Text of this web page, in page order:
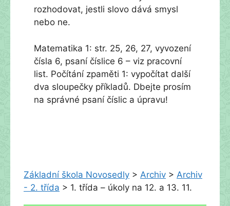
rozhodovat, jestli slovo dává smysl
nebo ne.
Matematika 1: str. 25, 26, 27, vyvození
čísla 6, psaní číslice 6 – viz pracovní
list. Počítání zpaměti 1: vypočítat další
dva sloupečky příkladů. Dbejte prosím
na správné psaní číslic a úpravu!
Základní škola Novosedly > Archiv > Archiv
- 2. třída > 1. třída – úkoly na 12. a 13. 11.